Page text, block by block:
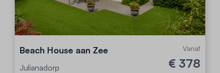
Vanaf
€ 378
Beach House aan Zee
Julianadorp